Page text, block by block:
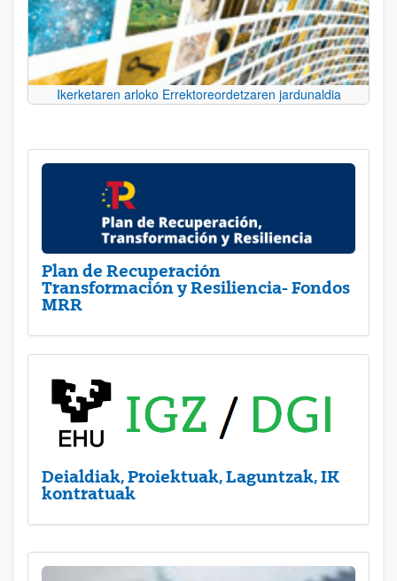
Ikerketaren arloko Errektoreordetzaren jardunaldia
Plan de Recuperación
Transformación y Resiliencia- Fondos
MRR
Deialdiak, Proiektuak, Laguntzak, IK
kontratuak